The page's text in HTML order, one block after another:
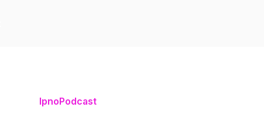
IpnoPodcast